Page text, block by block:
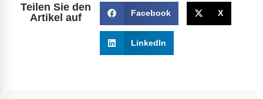
Teilen Sie den
Artikel auf
Facebook X
LinkedIn